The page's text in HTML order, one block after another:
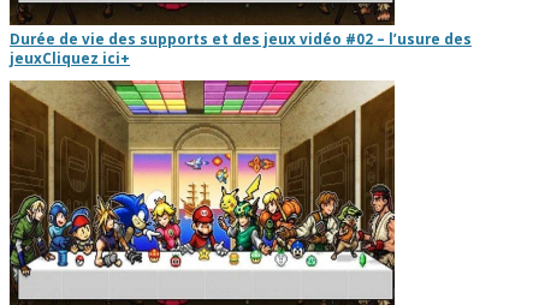
Durée de vie des supports et des jeux vidéo #02 – l’usure des
jeuxCliquez ici+